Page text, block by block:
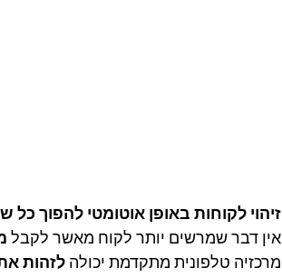
זיהוי לקוחות באופן אוטומטי להפוך כל
אין דבר שמרשים יותר לקוח מאשר לקבל
מרכזיה טלפונית מתקדמת יכולה לזהות